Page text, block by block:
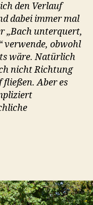
den Verlauf
dabei immer mal
„Bach unterquert,
verwende, obwohl
wäre. Natürlich
nicht Richtung
Aber es